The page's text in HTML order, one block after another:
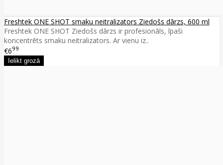
Freshtek ONE SHOT smaku neitralizators Ziedošs dārzs, 600 ml
Freshtek ONE SHOT Ziedošs dārzs ir profesionāls, īpaši
koncentrēts smaku neitralizators. Ar vienu iz..
€699